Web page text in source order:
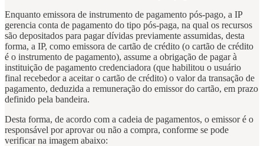
Enquanto emissora de instrumento de pagamento pós-pago, a IP
gerencia conta de pagamento do tipo pós-paga, na qual os recursos
são depositados para pagar dívidas previamente assumidas, desta
forma, a IP, como emissora de cartão de crédito (o cartão de crédito
é o instrumento de pagamento), assume a obrigação de pagar à
instituição de pagamento credenciadora (que habilitou o usuário
final recebedor a aceitar o cartão de crédito) o valor da transação de
pagamento, deduzida a remuneração do emissor do cartão, em prazo
definido pela bandeira.
Desta forma, de acordo com a cadeia de pagamentos, o emissor é o
responsável por aprovar ou não a compra, conforme se pode
verificar na imagem abaixo: